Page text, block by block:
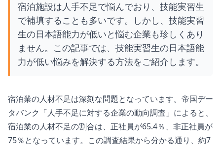
宿泊施設は人手不足で悩んでおり、技能実習生
で補填することも多いです。しかし、技能実習
生の日本語能力が低いと悩む企業も珍しくあり
ません。この記事では、技能実習生の日本語能
力が低い悩みを解決する方法をご紹介します。
宿泊業の人材不足は深刻な問題となっています。帝国デー
タバンク「人手不足に対する企業の動向調査」によると、
宿泊業の人材不足の割合は、正社員が65.4％、非正社員が
75％となっています。この調査結果から分かる通り、約7